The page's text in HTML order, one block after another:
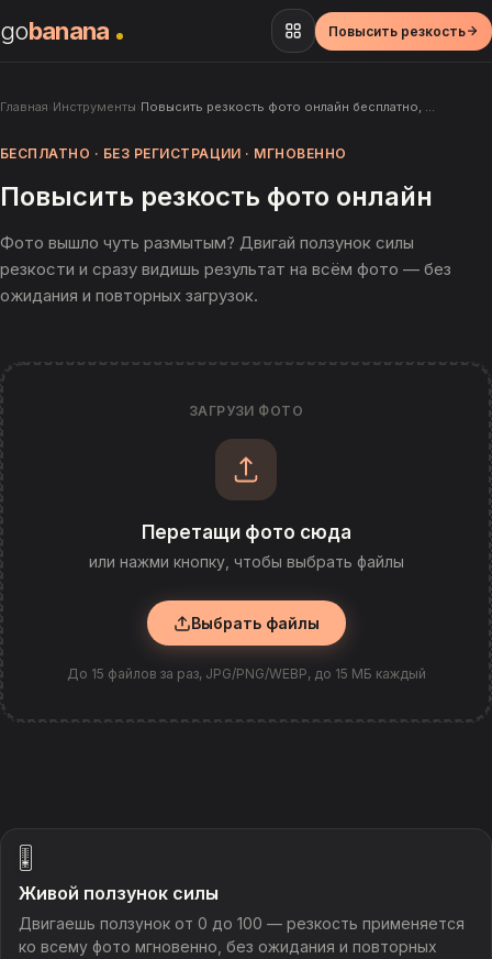
gobanana Повысить резкость
Главная Инструменты Повысить резкость фото онлайн бесплатно, …
БЕСПЛАТНО · БЕЗ РЕГИСТРАЦИИ · МГНОВЕННО
Повысить резкость фото онлайн
Фото вышло чуть размытым? Двигай ползунок силы
резкости и сразу видишь результат на всём фото — без
ожидания и повторных загрузок.
ЗАГРУЗИ ФОТО
Перетащи фото сюда
или нажми кнопку, чтобы выбрать файлы
Выбрать файлы
До 15 файлов за раз, JPG/PNG/WEBP, до 15 МБ каждый
🎚️
Живой ползунок силы
Двигаешь ползунок от 0 до 100 — резкость применяется
ко всему фото мгновенно, без ожидания и повторных